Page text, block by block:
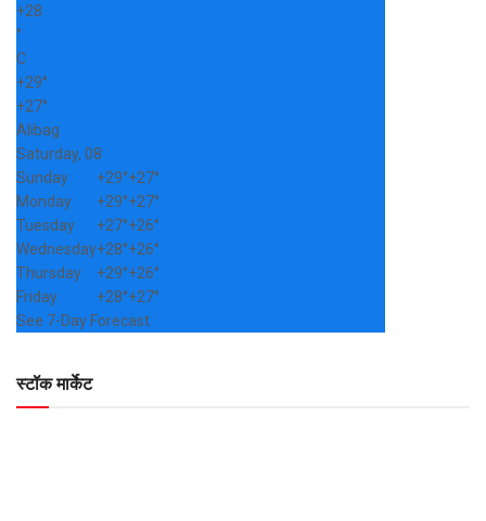
+28
°
C
+29°
+27°
Alibag
Saturday, 08
Sunday
+29°+27°
Monday
+29°+27°
Tuesday
+27°+26°
Wednesday+28°+26°
Thursday
+29°+26°
Friday
+28°+27°
See 7-Day Forecast
स्टॉक मार्केट